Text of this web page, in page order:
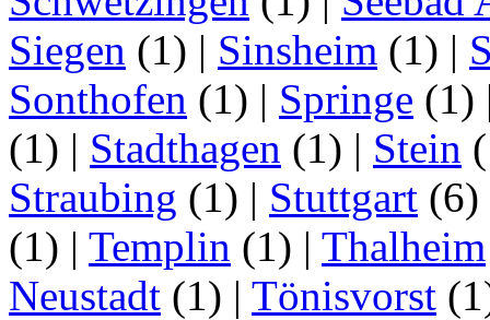
Siegen (1) | Sinsheim (1) |
Sonthofen (1) | Springe (1)
(1) | Stadthagen (1) | Stein
Straubing (1) | Stuttgart (6)
(1) | Templin (1) | Thalheim
Neustadt (1) | Tönisvorst